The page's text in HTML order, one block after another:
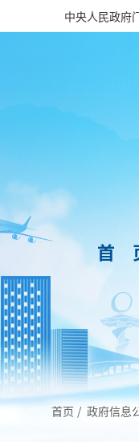
中央人民政府
首
首页 / 政府信息